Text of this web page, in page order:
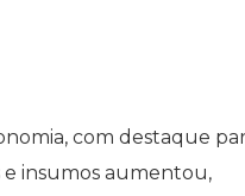
com destaque
e insumos aumentou,